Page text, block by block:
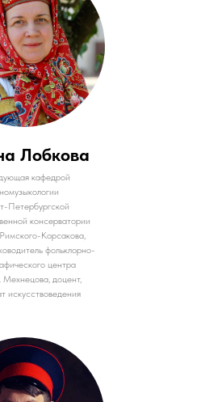
Лобкова
кафедрой
Петербургской
консерватории
Корсакова,
фольклорно-
центра
доцент,
искусствоведения